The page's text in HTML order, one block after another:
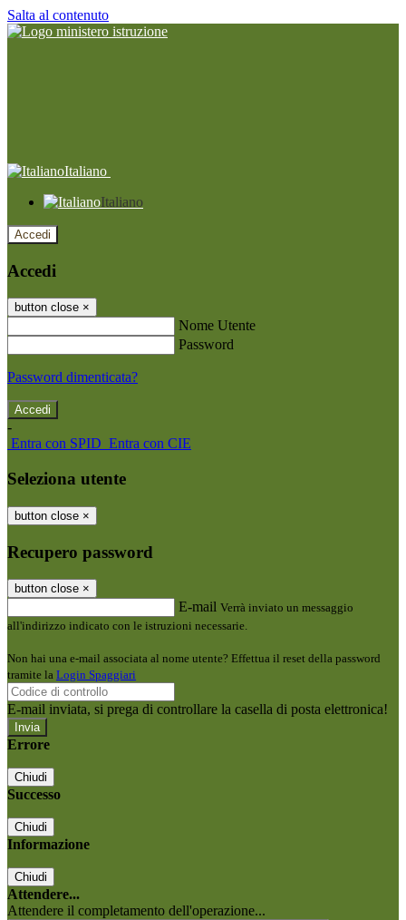
Salta al contenuto
Italiano
Italiano
Accedi
Accedi
button close ×
Nome Utente
Password
Password dimenticata?
-
Entra con SPID Entra con CIE
Seleziona utente
button close ×
Recupero password
button close ×
E-mail Verrà inviato un messaggio
all'indirizzo indicato con le istruzioni necessarie.
Non hai una e-mail associata al nome utente? Effettua il reset della password
tramite la Login Spaggiari
E-mail inviata, si prega di controllare la casella di posta elettronica!
Errore
Chiudi
Successo
Chiudi
Informazione
Chiudi
Attendere...
Attendere il completamento dell'operazione...